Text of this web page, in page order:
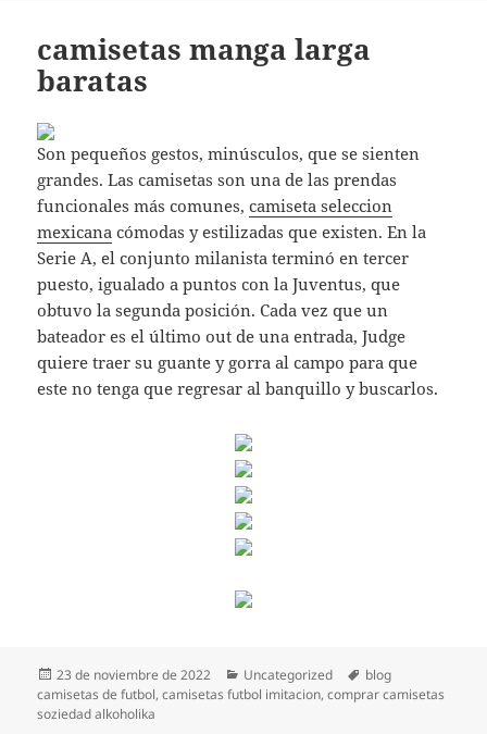
camisetas manga larga
baratas
Son pequeños gestos, minúsculos, que se sienten
grandes. Las camisetas son una de las prendas
funcionales más comunes,camiseta seleccion
mexicana cómodas y estilizadas que existen. En la
Serie A, el conjunto milanista terminó en tercer
puesto, igualado a puntos con la Juventus, que
obtuvo la segunda posición. Cada vez que un
bateador es el último out de una entrada, Judge
quiere traer su guante y gorra al campo para que
este no tenga que regresar al banquillo y buscarlos.
Publicado
el
23 de noviembre de 2022 Categorías
Uncategorized Etiquetas
blog
camisetas de futbol,camisetas futbol imitacion,comprar camisetas
soziedad alkoholika